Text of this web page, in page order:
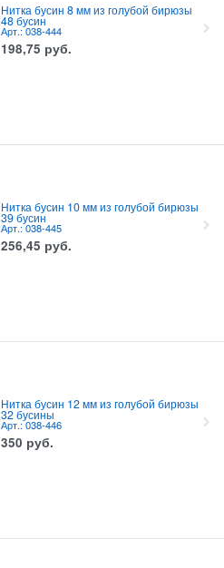
Нитка бусин 8 мм из голубой бирюзы
48 бусин
Арт.: 038-444
198,75 руб.
Нитка бусин 10 мм из голубой бирюзы
39 бусин
Арт.: 038-445
256,45 руб.
Нитка бусин 12 мм из голубой бирюзы
32 бусины
Арт.: 038-446
350 руб.